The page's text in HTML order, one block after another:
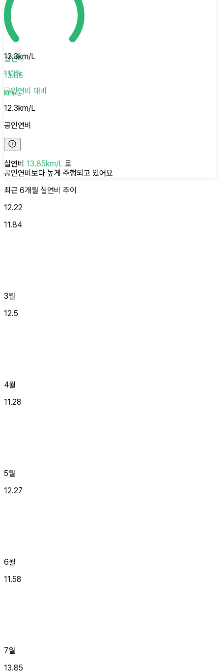
실연비
13.85
km/L
12.3km/L
113%
공인연비 대비
12.3km/L
공인연비
실연비 13.85km/L 로
공인연비보다 높게 주행되고 있어요
최근 6개월 실연비 추이
12.22
11.84
3월
12.5
4월
11.28
5월
12.27
6월
11.58
7월
13.85